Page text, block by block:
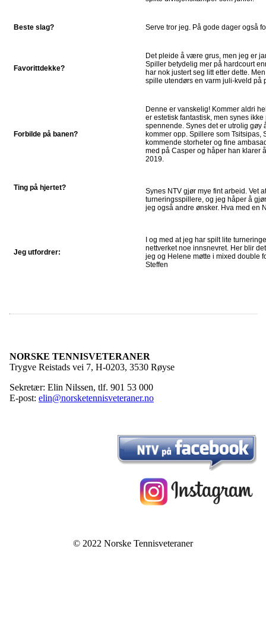
Beste slag? Serve tror jeg. På gode dager også
Favorittdekke?
Det pleide å være grus, men jeg er
Spiller betydelig mer på hardcourt
har nok justert seg litt etter dette.
spille utendørs en varm juli-kveld på
Forbilde på banen?
Denne er vanskelig! Kommer aldri
er estetisk fantastisk, men synes
spennende. Synes det er utrolig gøy
kommer opp. Spillere som Tsitsipas,
kommende storheter og fine
med på Casper og håper han klarer
2019.
Ting på hjertet?
Synes NTV gjør mye fint arbeid. Vet
turneringsspillere, og jeg håper å
jeg også andre ønsker. Hva med en
Jeg utfordrer:
I og med at jeg har spilt lite
nettverket noe innsnevret. Her blir
jeg og Helene møtte i mixed double
Steffen
NORSKE TENNISVETERANER
Trygve Reistads vei 7, H-0203, 3530 Røyse
Sekretær: Elin Nilssen, tlf. 901 53 000
E-post: elin@norsketennisveteraner.no
© 2022 Norske Tennisveteraner